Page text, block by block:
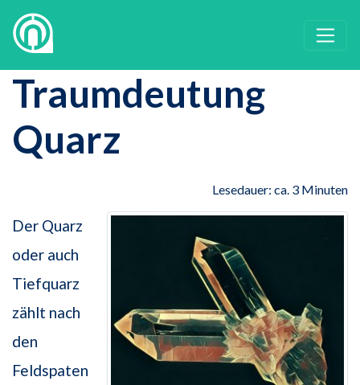
Traumdeutung
Quarz
Lesedauer: ca. 3 Minuten
Der Quarz
oder auch
Tiefquarz
zählt nach
den
Feldspaten